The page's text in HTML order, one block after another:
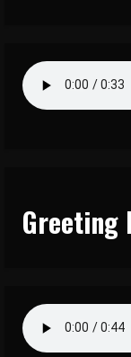
Greeting